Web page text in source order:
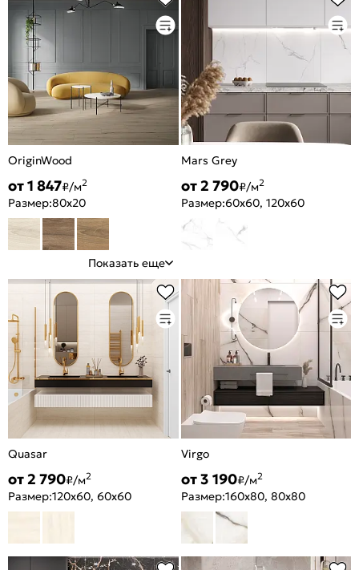
OriginWood
от 1 847₽/м2
Размер:80x20
Показать еще
Mars Grey
от 2 790₽/м2
Размер:60x60, 120x60
Quasar
от 2 790₽/м2
Размер:120x60, 60x60
Virgo
от 3 190₽/м2
Размер:160x80, 80x80